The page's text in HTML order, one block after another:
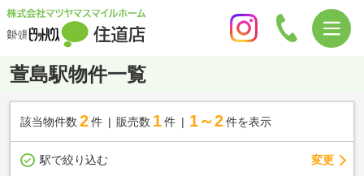
萱島駅物件一覧
該当物件数 2件 販売数 1 件 1～2 件を表示
駅で絞り込む 変更